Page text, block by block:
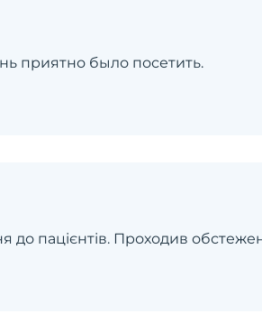
приятно было посетить.
до пацієнтів. Проходив